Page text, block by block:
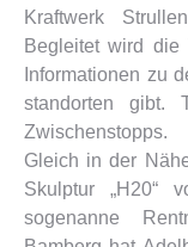
Kraftwerk
Begleitet wird
Informationen zu
standorten gibt.
Zwischenstopps.
Gleich in der
Skulptur „H20“
sogenanne